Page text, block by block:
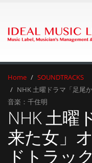
Home
SOUNDTRACKS
NHK 土曜ドラマ「足尾
音楽：千住明
NHK 土曜
来た女」
ドトラック